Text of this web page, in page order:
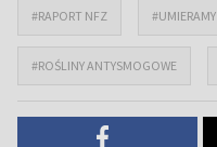
#RAPORT NFZ
#ROŚLINY ANTYSMOGOWE